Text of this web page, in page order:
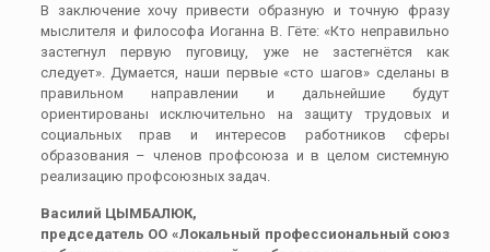
В заключение хочу привести образную и точную фразу
мыслителя и философа Иоганна В. Гёте: «Кто неправильно
застегнул первую пуговицу, уже не застегнётся как
следует». Думается, наши первые «сто шагов» сделаны в
правильном направлении и дальнейшие будут
ориентированы исключительно на защиту трудовых и
социальных прав и интересов работников сферы
образования – членов профсоюза и в целом системную
реализацию профсоюзных задач.
Василий ЦЫМБАЛЮК,
председатель ОО «Локальный профессиональный союз